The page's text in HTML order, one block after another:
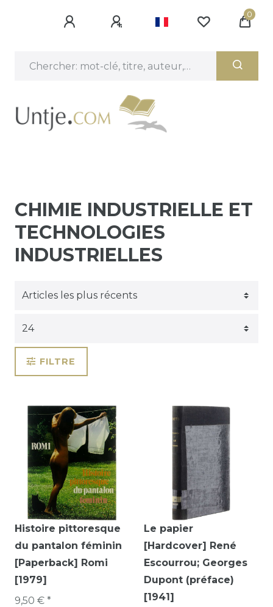
0
CHIMIE INDUSTRIELLE ET
TECHNOLOGIES
INDUSTRIELLES
FILTRE
Histoire pittoresque
du pantalon féminin
[Paperback] Romi
[1979]
9,50 € *
Le papier
[Hardcover] René
Escourrou; Georges
Dupont (préface)
[1941]